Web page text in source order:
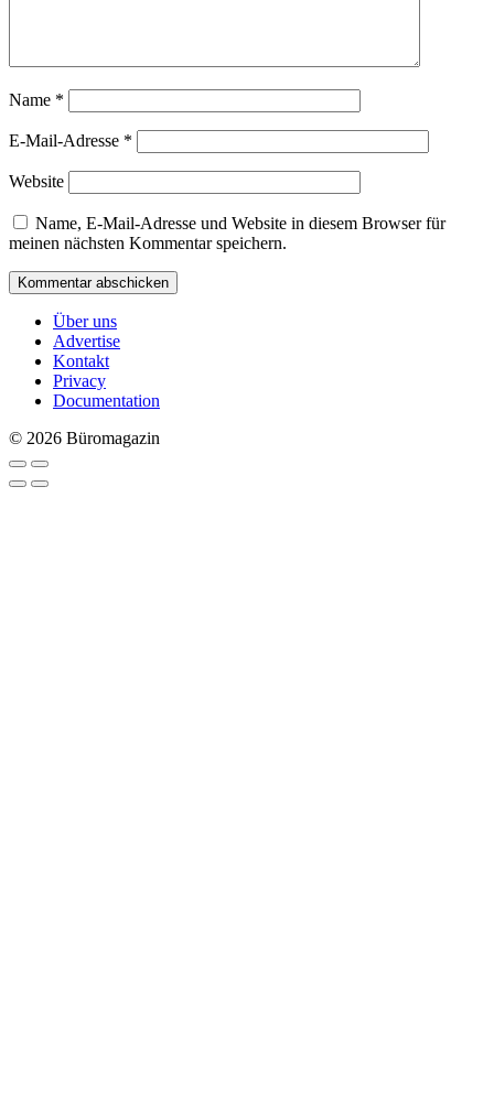
Name *
E-Mail-Adresse *
Website
Name, E-Mail-Adresse und Website in diesem Browser für
meinen nächsten Kommentar speichern.
Über uns
Advertise
Kontakt
Privacy
Documentation
© 2026 Büromagazin